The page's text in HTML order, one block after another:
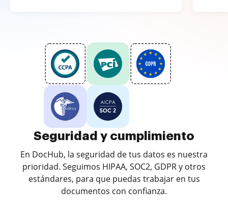
Seguridad y cumplimiento
En DocHub, la seguridad de tus datos es nuestra
prioridad. Seguimos HIPAA, SOC2, GDPR y otros
estándares, para que puedas trabajar en tus
documentos con confianza.